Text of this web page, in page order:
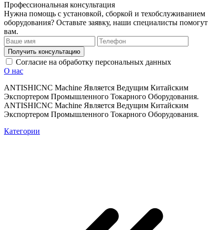
Профессиональная консультация
Нужна помощь с установкой, сборкой и техобслуживанием
оборудования? Оставьте заявку, наши специалисты помогут
вам.
Получить консультацию
Согласие на обработку персональных данных
О нас
ANTISHICNC Machine Является Ведущим Китайским
Экспортером Промышленного Токарного Оборудования.
ANTISHICNC Machine Является Ведущим Китайским
Экспортером Промышленного Токарного Оборудования.
Категории